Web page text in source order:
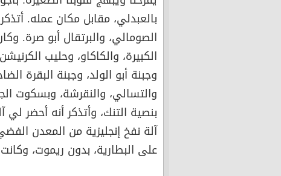
بالعبدلي، مقابل مكان عمله.
الصومالي، والبرتقال أبو صرة.
الكبيرة، والكاكاو، وحليب
وجبنة أبو الولد، وجبنة البقرة
والتسالي، والنقرشة، وبسكوت
بنصية التنك، وأتذكر أنه أحضر
آلة نفخ إنجليزية من المعدن
على البطارية، بدون ريموت، وكانت